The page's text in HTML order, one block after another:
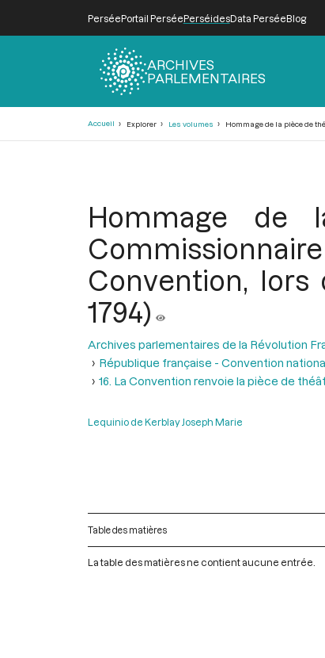
PerséePortail PerséePerséidesData PerséeBlog
ARCHIVES
PARLEMENTAIRES
Accueil Explorer Les volumes Hommage de la pièce de
Hommage de
Convention,
1794)
Archives parlementaires de la Révolution
République française - Convention
16. La Convention renvoie la pièce de
Lequinio de Kerblay Joseph Marie
Table des matières
La table des matières ne contient aucune entrée.